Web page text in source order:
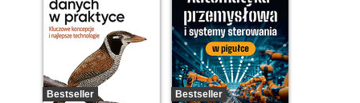
Bestseller
Bestseller